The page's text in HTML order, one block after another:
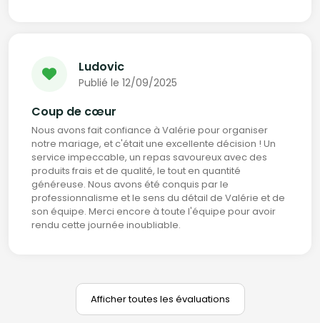
Ludovic
Publié le 12/09/2025
Coup de cœur
Nous avons fait confiance à Valérie pour organiser
notre mariage, et c'était une excellente décision ! Un
service impeccable, un repas savoureux avec des
produits frais et de qualité, le tout en quantité
généreuse. Nous avons été conquis par le
professionnalisme et le sens du détail de Valérie et de
son équipe. Merci encore à toute l'équipe pour avoir
rendu cette journée inoubliable.
Afficher toutes les évaluations